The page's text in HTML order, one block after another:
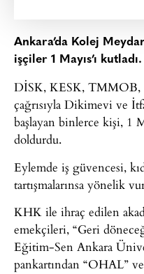
Ankara’da Kolej
işçiler 1 Mayıs’ı kutladı.
DİSK, KESK,
çağrısıyla Dikimevi ve
başlayan binlerce kişi, 1
doldurdu.
Eylemde iş güvencesi,
tartışmalarınsa yönelik
KHK ile ihraç edilen
emekçileri, “Geri
Eğitim-Sen Ankara
pankartından “OHAL”